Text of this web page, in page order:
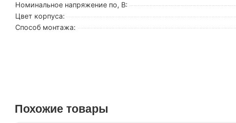
Номинальное напряжение по, В:
Цвет корпуса:
Способ монтажа:
Похожие товары